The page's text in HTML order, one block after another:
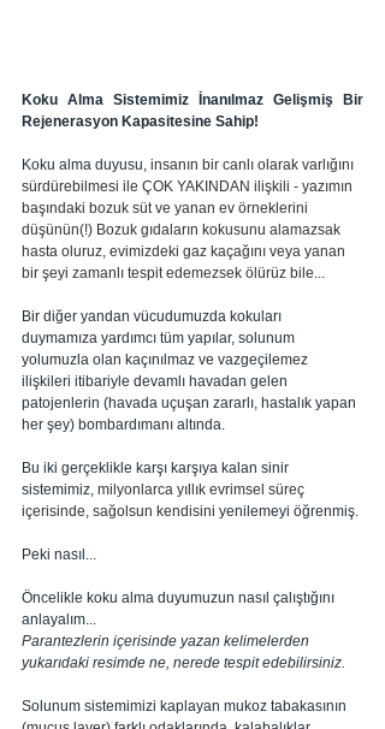
Koku Alma Sistemimiz İnanılmaz Gelişmiş Bir
Rejenerasyon Kapasitesine Sahip!
Koku alma duyusu, insanın bir canlı olarak varlığını
sürdürebilmesi ile ÇOK YAKINDAN ilişkili - yazımın
başındaki bozuk süt ve yanan ev örneklerini
düşünün(!) Bozuk gıdaların kokusunu alamazsak
hasta oluruz, evimizdeki gaz kaçağını veya yanan
bir şeyi zamanlı tespit edemezsek ölürüz bile...
Bir diğer yandan vücudumuzda kokuları
duymamıza yardımcı tüm yapılar, solunum
yolumuzla olan kaçınılmaz ve vazgeçilemez
ilişkileri itibariyle devamlı havadan gelen
patojenlerin (havada uçuşan zararlı, hastalık yapan
her şey) bombardımanı altında.
Bu iki gerçeklikle karşı karşıya kalan sinir
sistemimiz, milyonlarca yıllık evrimsel süreç
içerisinde, sağolsun kendisini yenilemeyi öğrenmiş.
Peki nasıl...
Öncelikle koku alma duyumuzun nasıl çalıştığını
anlayalım...
Parantezlerin içerisinde yazan kelimelerden
yukarıdaki resimde ne, nerede tespit edebilirsiniz.
Solunum sistemimizi kaplayan mukoz tabakasının